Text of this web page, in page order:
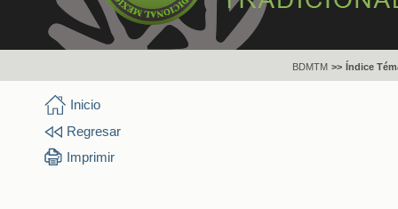
BDMTM >> Índice
Inicio
Regresar
Imprimir